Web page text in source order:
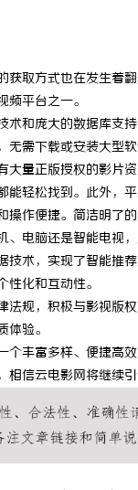
获取方式也在发生着
平台之一。
术和庞大的数据库支
需下载或安装大型
大量正版授权的影片
轻松找到。此外，
操作便捷。简洁明了
电脑还是智能电视
技术，实现了智能推
化和互动性。
法规，积极与影视版
验。
个丰富多样、便捷高
信云电影网将继续